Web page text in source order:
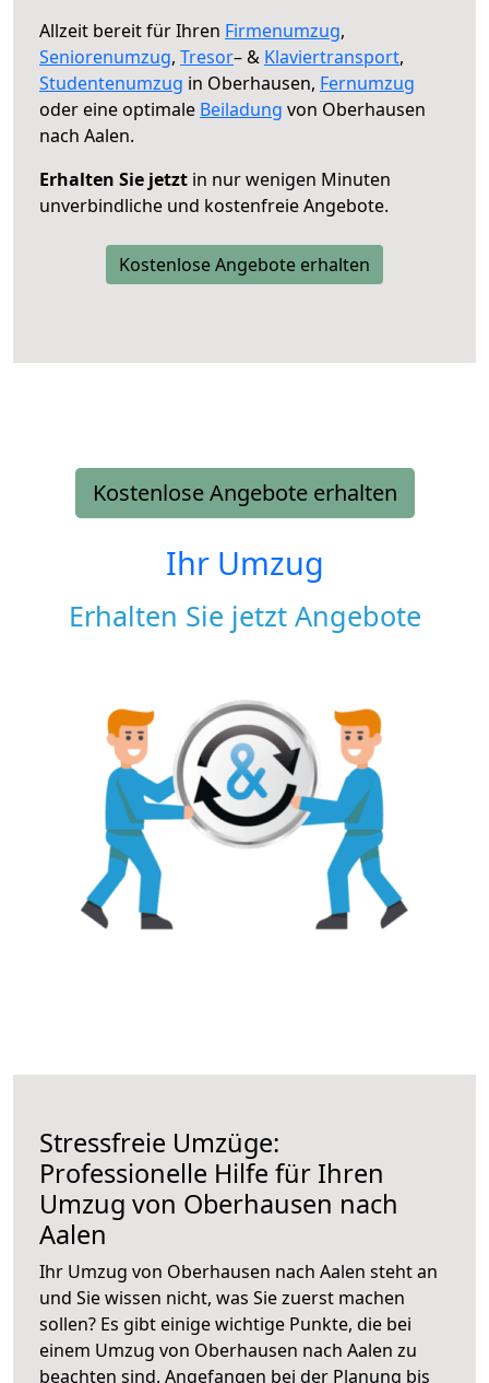
Allzeit bereit für Ihren Firmenumzug,
Seniorenumzug, Tresor– & Klaviertransport,
Studentenumzug in Oberhausen, Fernumzug
oder eine optimale Beiladung von Oberhausen
nach Aalen.
Erhalten Sie jetzt in nur wenigen Minuten
unverbindliche und kostenfreie Angebote.
Kostenlose Angebote erhalten
Kostenlose Angebote erhalten
Ihr Umzug
Erhalten Sie jetzt Angebote
Stressfreie Umzüge:
Professionelle Hilfe für Ihren
Umzug von Oberhausen nach
Aalen
Ihr Umzug von Oberhausen nach Aalen steht an
und Sie wissen nicht, was Sie zuerst machen
sollen? Es gibt einige wichtige Punkte, die bei
einem Umzug von Oberhausen nach Aalen zu
beachten sind. Angefangen bei der Planung bis